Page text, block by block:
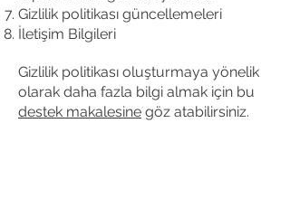
Gizlilik politikası güncellemeleri
İletişim Bilgileri
Gizlilik politikası oluşturmaya yönelik
olarak daha fazla bilgi almak için bu
destek makalesine göz atabilirsiniz.